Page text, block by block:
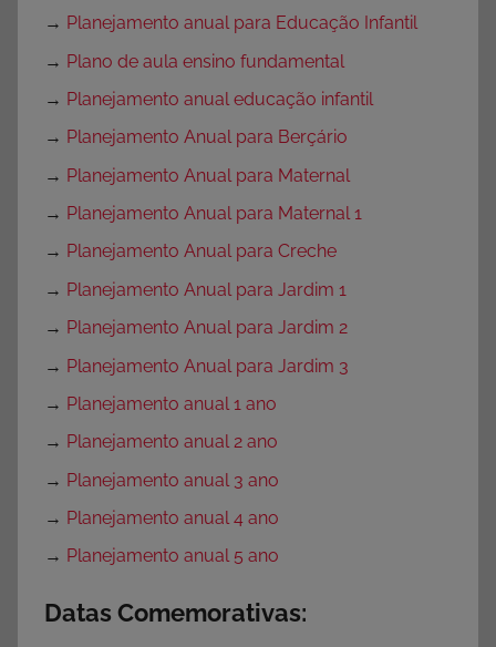
→ Planejamento anual para Educação Infantil
→ Plano de aula ensino fundamental
→ Planejamento anual educação infantil
→ Planejamento Anual para Berçário
→ Planejamento Anual para Maternal
→ Planejamento Anual para Maternal 1
→ Planejamento Anual para Creche
→ Planejamento Anual para Jardim 1
→ Planejamento Anual para Jardim 2
→ Planejamento Anual para Jardim 3
→ Planejamento anual 1 ano
→ Planejamento anual 2 ano
→ Planejamento anual 3 ano
→ Planejamento anual 4 ano
→ Planejamento anual 5 ano
Datas Comemorativas: